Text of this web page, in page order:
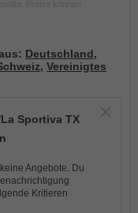
Deutschland,
, Vereinigtes
Sportiva TX
Angebote. Du
Kritieren